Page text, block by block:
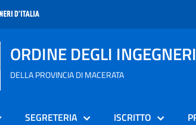
ORDINE DEGLI INGEGNERI
DELLA PROVINCIA DI MACERATA
SEGRETERIA ISCRITTO